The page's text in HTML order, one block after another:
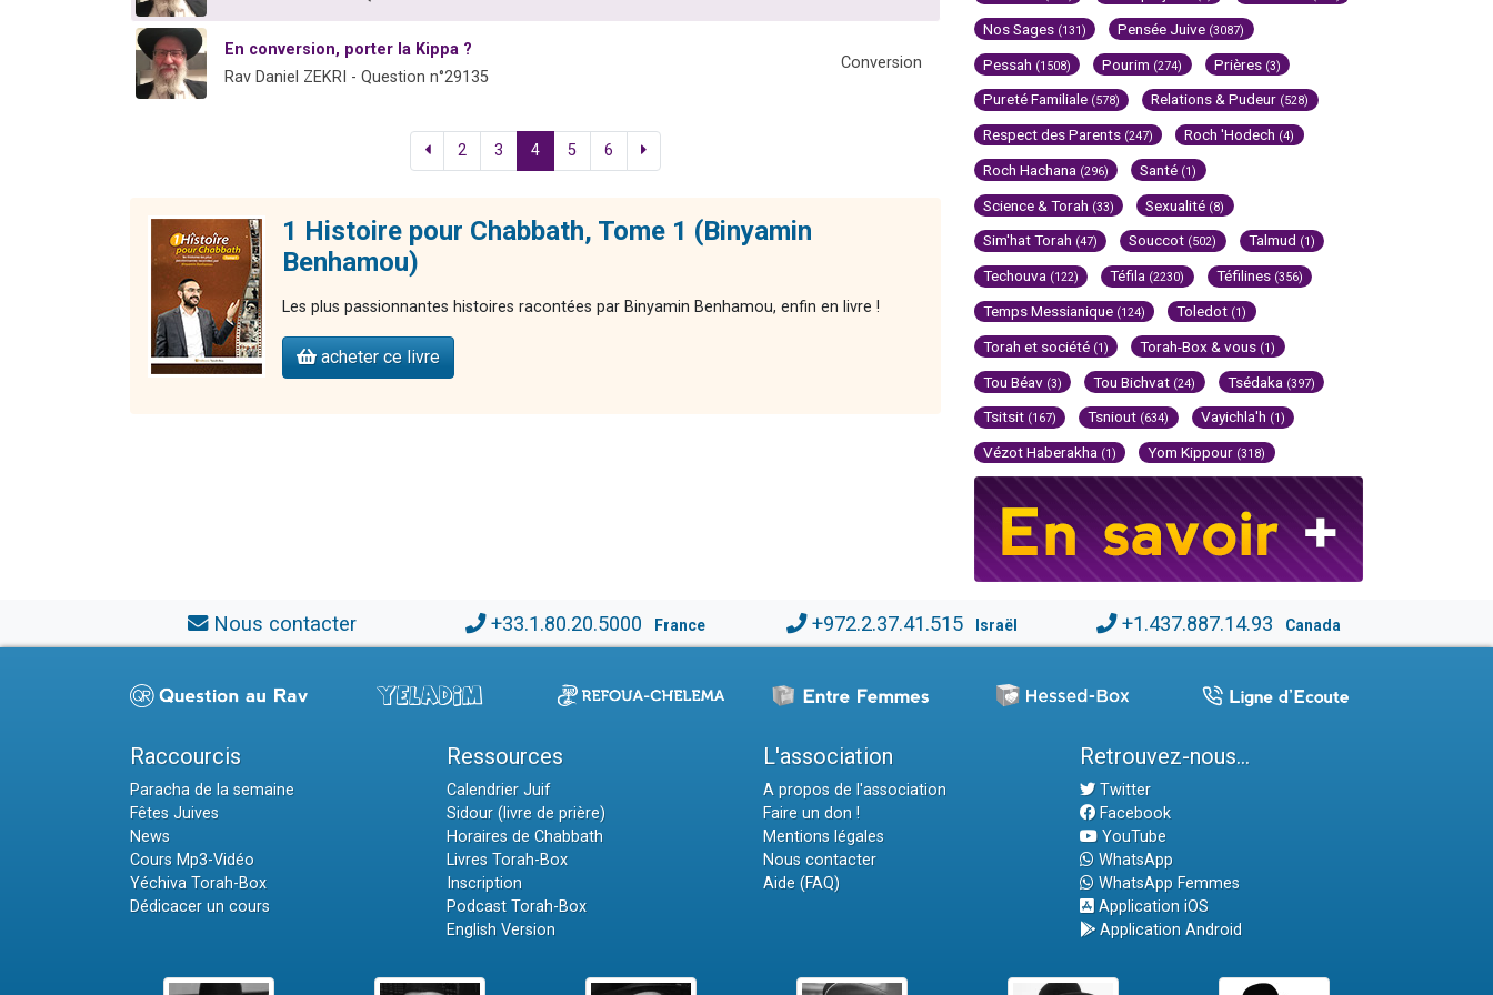
En conversion, porter la Kippa ?
Rav Daniel ZEKRI - Question n°29135
Conversion
2 3 4 5 6
1 Histoire pour Chabbath, Tome 1 (Binyamin
Benhamou)
Les plus passionnantes histoires racontées par Binyamin Benhamou, enfin en livre !
acheter ce livre
Nos Sages (131) Pensée Juive (3087)
Pessah (1508) Pourim (274) Prières (3)
Pureté Familiale (578) Relations & Pudeur (528)
Respect des Parents (247) Roch 'Hodech (4)
Roch Hachana (296) Santé (1)
Science & Torah (33) Sexualité (8)
Sim'hat Torah (47) Souccot (502) Talmud (1)
Techouva (122) Téfila (2230) Téfilines (356)
Temps Messianique (124) Toledot (1)
Torah et société (1) Torah-Box & vous (1)
Tou Béav (3) Tou Bichvat (24) Tsédaka (397)
Tsitsit (167) Tsniout (634) Vayichla'h (1)
Vézot Haberakha (1) Yom Kippour (318)
Nous contacter +33.1.80.20.5000 France +972.2.37.41.515 Israël +1.437.887.14.93 Canada
Raccourcis
Paracha de la semaine
Fêtes Juives
News
Cours Mp3-Vidéo
Yéchiva Torah-Box
Dédicacer un cours
Ressources
Calendrier Juif
Sidour (livre de prière)
Horaires de Chabbath
Livres Torah-Box
Inscription
Podcast Torah-Box
English Version
L'association
A propos de l'association
Faire un don !
Mentions légales
Nous contacter
Aide (FAQ)
Retrouvez-nous...
Twitter
Facebook
YouTube
WhatsApp
WhatsApp Femmes
Application iOS
Application Android